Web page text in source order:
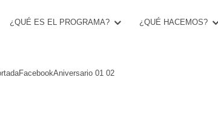
¿QUÉ ES EL PROGRAMA? ¿QUÉ HACEMOS?